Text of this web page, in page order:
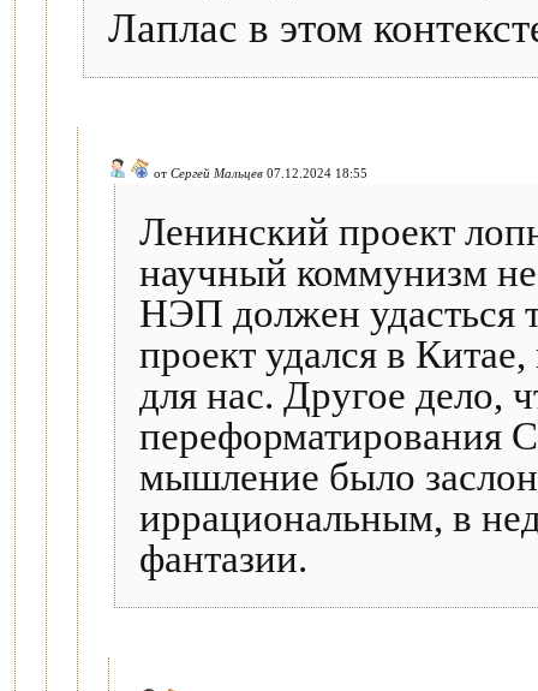
Лаплаc в этом
от Сергей Мальцев 07.12.2024 18:55
Ленинский проект
научный коммунизм
НЭП должен удасться
проект удался в
для нас. Другое дело,
переформатирования
мышление было
иррациональным, в
фантазии.